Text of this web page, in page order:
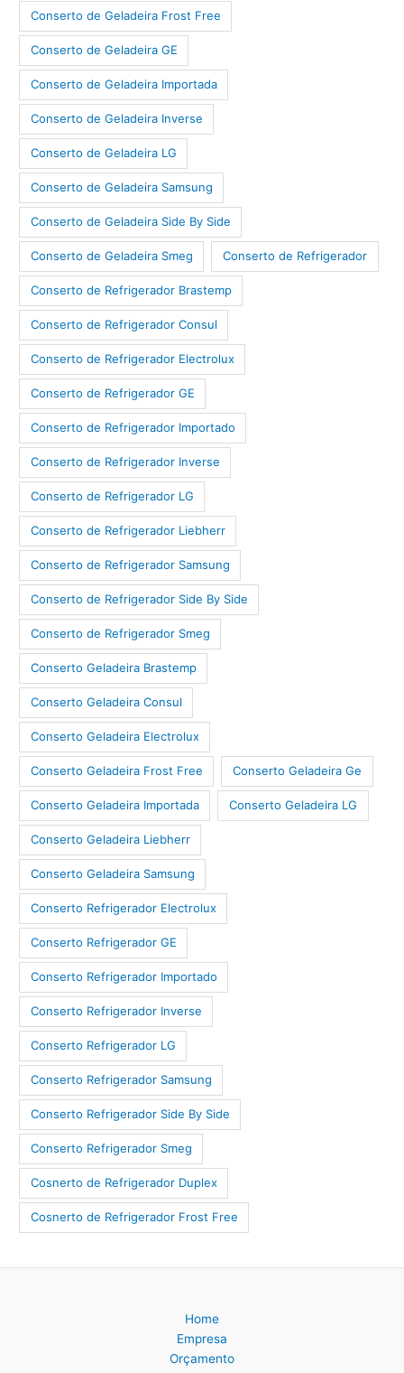
Conserto de Geladeira Frost Free
Conserto de Geladeira GE
Conserto de Geladeira Importada
Conserto de Geladeira Inverse
Conserto de Geladeira LG
Conserto de Geladeira Samsung
Conserto de Geladeira Side By Side
Conserto de Geladeira Smeg Conserto de Refrigerador
Conserto de Refrigerador Brastemp
Conserto de Refrigerador Consul
Conserto de Refrigerador Electrolux
Conserto de Refrigerador GE
Conserto de Refrigerador Importado
Conserto de Refrigerador Inverse
Conserto de Refrigerador LG
Conserto de Refrigerador Liebherr
Conserto de Refrigerador Samsung
Conserto de Refrigerador Side By Side
Conserto de Refrigerador Smeg
Conserto Geladeira Brastemp
Conserto Geladeira Consul
Conserto Geladeira Electrolux
Conserto Geladeira Frost Free Conserto Geladeira Ge
Conserto Geladeira Importada Conserto Geladeira LG
Conserto Geladeira Liebherr
Conserto Geladeira Samsung
Conserto Refrigerador Electrolux
Conserto Refrigerador GE
Conserto Refrigerador Importado
Conserto Refrigerador Inverse
Conserto Refrigerador LG
Conserto Refrigerador Samsung
Conserto Refrigerador Side By Side
Conserto Refrigerador Smeg
Cosnerto de Refrigerador Duplex
Cosnerto de Refrigerador Frost Free
Home
Empresa
Orçamento